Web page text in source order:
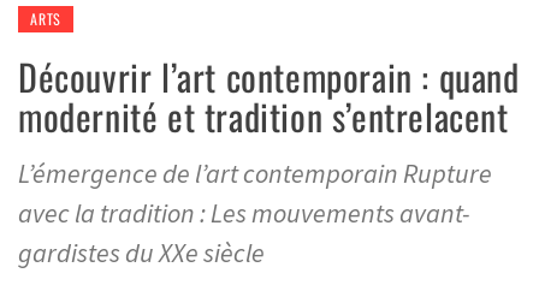
ARTS
Découvrir l’art contemporain : quand
modernité et tradition s’entrelacent
L’émergence de l’art contemporain Rupture
avec la tradition : Les mouvements avant-
gardistes du XXe siècle